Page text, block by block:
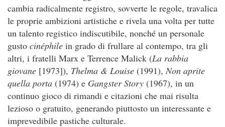
cambia radicalmente registro, sovverte le regole, travalica
le proprie ambizioni artistiche e rivela una volta per tutte
un talento registico indiscutibile, nonché un personale
gusto cinéphile in grado di frullare al contempo, tra gli
altri, i fratelli Marx e Terrence Malick (La rabbia
giovane [1973]), Thelma & Louise (1991),Non aprite
quella porta (1974) e Gangster Story (1967), in un
continuo gioco di rimandi e citazioni che mai risulta
lezioso o gratuito, generando piuttosto un interessante e
imprevedibile pastiche culturale.